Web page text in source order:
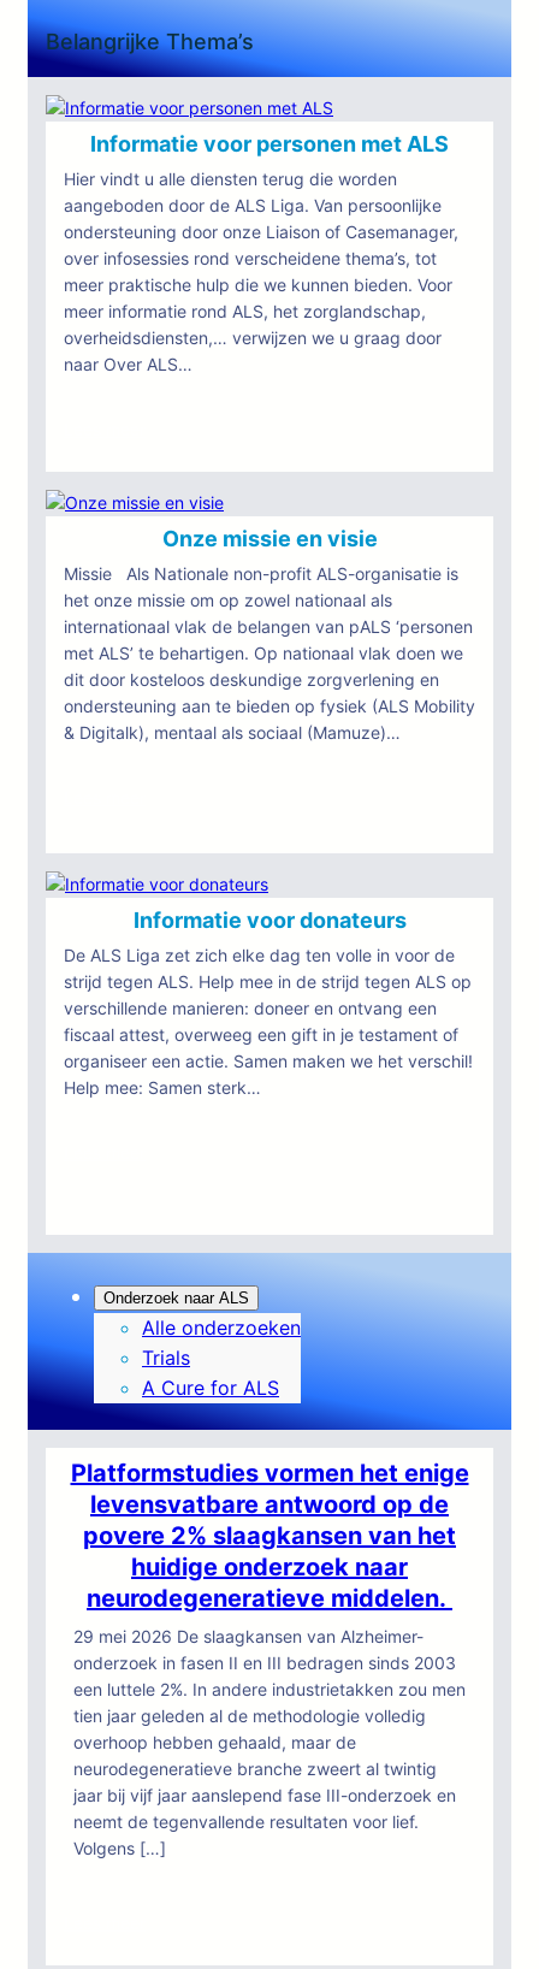
Belangrijke Thema’s
Informatie voor personen met ALS
Hier vindt u alle diensten terug die worden
aangeboden door de ALS Liga. Van persoonlijke
ondersteuning door onze Liaison of Casemanager,
over infosessies rond verscheidene thema’s, tot
meer praktische hulp die we kunnen bieden. Voor
meer informatie rond ALS, het zorglandschap,
overheidsdiensten,… verwijzen we u graag door
naar Over ALS…
personen
metOnze missie en visie
Missie Als Nationale non-profit ALS-organisatie is
het onze missie om op zowel nationaal als
internationaal vlak de belangen van pALS ‘personen
met ALS’ te behartigen. Op nationaal vlak doen we
dit door kosteloos deskundige zorgverlening en
ondersteuning aan te bieden op fysiek (ALS Mobility
& Digitalk), mentaal als sociaal (Mamuze)…
missie
visie
Informatie voor donateurs
De ALS Liga zet zich elke dag ten volle in voor de
strijd tegen ALS. Help mee in de strijd tegen ALS op
verschillende manieren: doneer en ontvang een
fiscaal attest, overweeg een gift in je testament of
organiseer een actie. Samen maken we het verschil!
Help mee: Samen sterk…
donateurs
Onderzoek naar ALS
Alle onderzoeken
Trials
A Cure for ALS
Platformstudies vormen het enige
levensvatbare antwoord op de
povere 2% slaagkansen van het
huidige onderzoek naar
neurodegeneratieve middelen.
29 mei 2026 De slaagkansen van Alzheimer-
onderzoek in fasen II en III bedragen sinds 2003
een luttele 2%. In andere industrietakken zou men
tien jaar geleden al de methodologie volledig
overhoop hebben gehaald, maar de
neurodegeneratieve branche zweert al twintig
jaar bij vijf jaar aanslepend fase III-onderzoek en
neemt de tegenvallende resultaten voor lief.
Volgens […]